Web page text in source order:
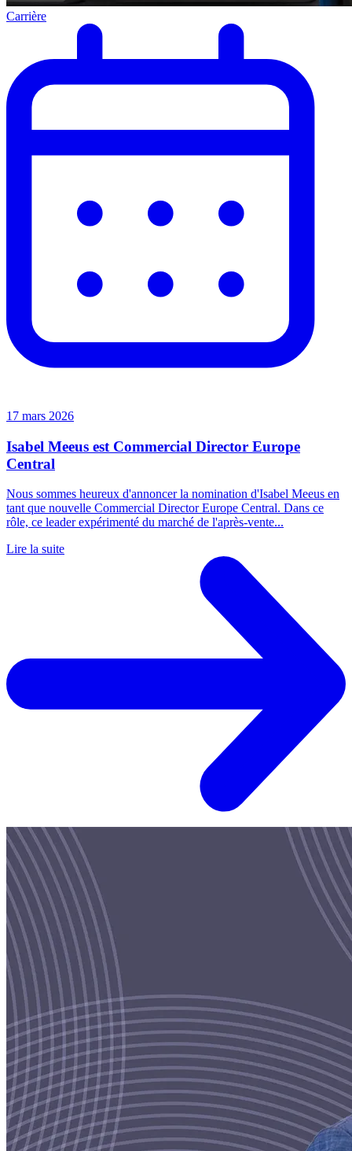
Carrière
17 mars 2026
Isabel Meeus est Commercial Director Europe
Central
Nous sommes heureux d'annoncer la nomination d'Isabel Meeus en
tant que nouvelle Commercial Director Europe Central. Dans ce
rôle, ce leader expérimenté du marché de l'après-vente...
Lire la suite